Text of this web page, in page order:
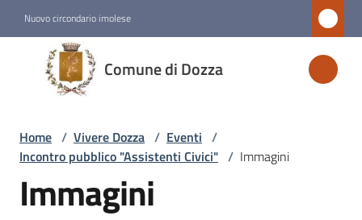
Nuovo circondario imolese
Comune di Dozza
Comune
di
Dozza
Home / Vivere Dozza / Eventi /
Incontro pubblico "Assistenti Civici" / Immagini
Immagini